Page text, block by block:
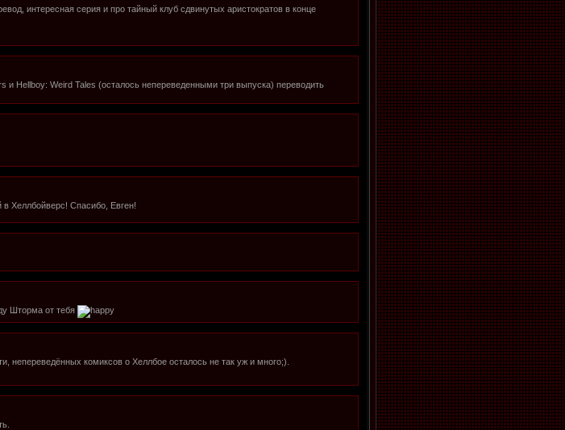
интересная серия и про тайный клуб сдвинутых аристократов в конце
Hellboy: Weird Tales (осталось непереведенными три выпуска) переводить
Хеллбойверс! Спасибо, Евген!
Шторма от тебя
непереведённых комиксов о Хеллбое осталось не так уж и много;).